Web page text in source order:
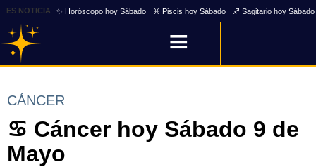
ES NOTICIA ✨ Horóscopo hoy Sábado ♓ Piscis hoy Sábado ♐ Sagitario hoy Sábado
CÁNCER
♋ Cáncer hoy Sábado 9 de
Mayo